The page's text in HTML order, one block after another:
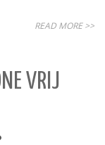
READ MORE >>
VRIJ